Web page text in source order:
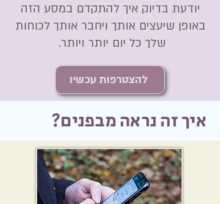
יודעת בדיוק איך להתקדם במסע הזה
באופן שיעצים אותך ויחבר אותך לכוחות
שלך כל יום יותר ויותר.
להצטרפות עכשיו
איך זה נראה מבפנים?